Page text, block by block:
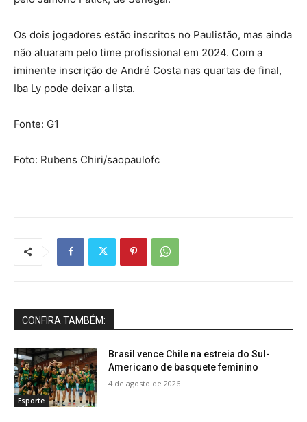
Os dois jogadores estão inscritos no Paulistão, mas ainda
não atuaram pelo time profissional em 2024. Com a
iminente inscrição de André Costa nas quartas de final,
Iba Ly pode deixar a lista.
Fonte: G1
Foto: Rubens Chiri/saopaulofc
CONFIRA TAMBÉM:
Esporte
Brasil vence Chile na estreia do Sul-
Americano de basquete feminino
4 de agosto de 2026